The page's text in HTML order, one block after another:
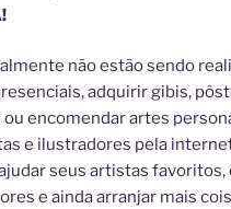
não estão sendo
adquirir gibis,
encomendar artes
e ilustradores pela
seus artistas favoritos,
e ainda arranjar mais